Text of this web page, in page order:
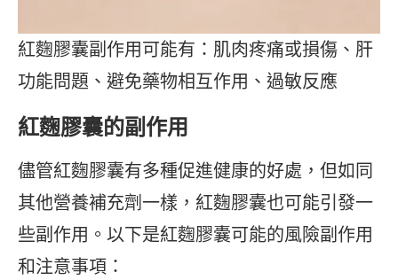
紅麴膠囊副作用可能有：肌肉疼痛或損傷、肝
功能問題、避免藥物相互作用、過敏反應
紅麴膠囊的副作用
儘管紅麴膠囊有多種促進健康的好處，但如同
其他營養補充劑一樣，紅麴膠囊也可能引發一
些副作用。以下是紅麴膠囊可能的風險副作用
和注意事項：